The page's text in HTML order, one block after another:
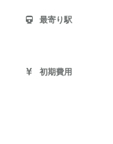
最寄り駅
初期費用